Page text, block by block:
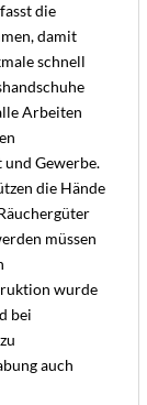
die
damit
schnell
Arbeiten
Gewerbe.
die Hände
müssen
wurde
bei
auch